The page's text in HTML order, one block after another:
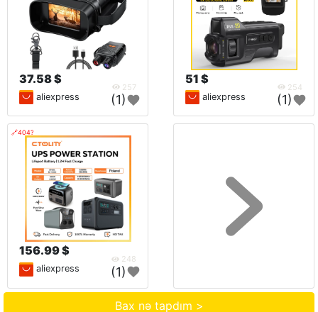
37.58 $
257
aliexpress (1)
51 $
254
aliexpress (1)
🔗404?
156.99 $
248
aliexpress (1)
Bax nə tapdım >